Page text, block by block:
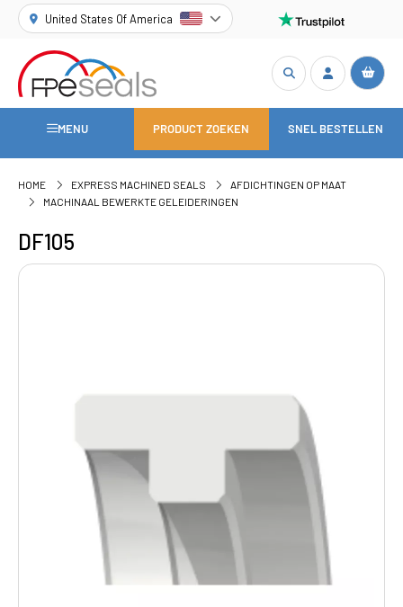
United States Of America
MENU PRODUCT ZOEKEN SNEL BESTELLEN
HOME EXPRESS MACHINED SEALS
AFDICHTINGEN OP MAAT
MACHINAAL BEWERKTE GELEIDERINGEN
DF105